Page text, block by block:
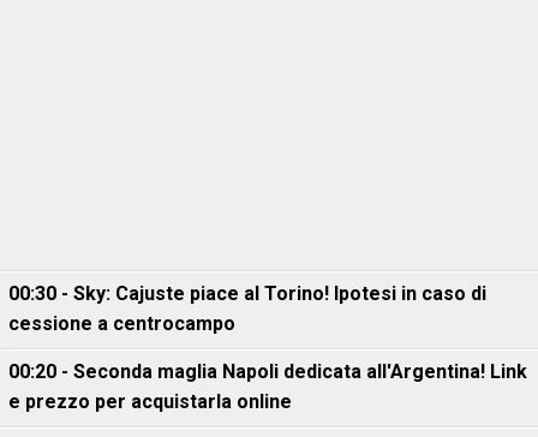
00:30 - Sky: Cajuste piace al Torino! Ipotesi in caso di
cessione a centrocampo
00:20 - Seconda maglia Napoli dedicata all'Argentina! Link
e prezzo per acquistarla online